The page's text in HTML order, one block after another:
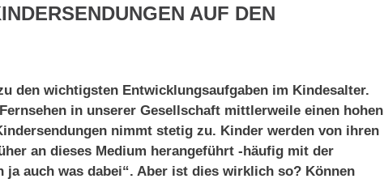
AUF DEN
den wichtigsten Entwicklungsaufgaben im Kindesalter.
in unserer Gesellschaft mittlerweile einen hohen
nimmt stetig zu. Kinder werden von ihren
an dieses Medium herangeführt -häufig mit der
ja auch was dabei“. Aber ist dies wirklich so? Können